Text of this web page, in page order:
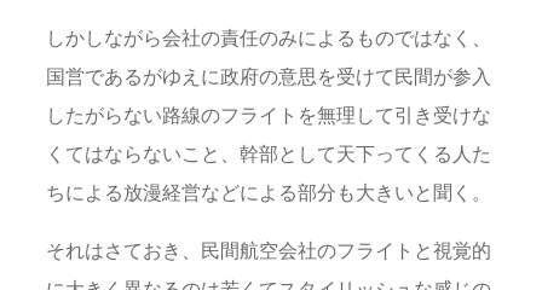
しかしながら会社の責任のみによるものではなく、
国営であるがゆえに政府の意思を受けて民間が参入
したがらない路線のフライトを無理して引き受けな
くてはならないこと、幹部として天下ってくる人た
ちによる放漫経営などによる部分も大きいと聞く。
それはさておき、民間航空会社のフライトと視覚的